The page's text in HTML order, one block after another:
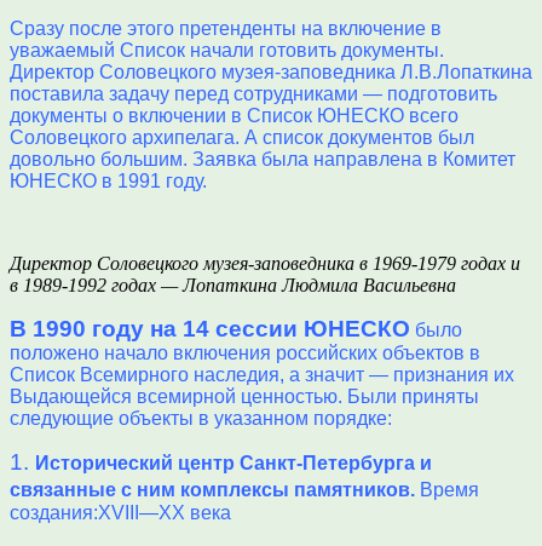
Сразу после этого претенденты на включение в
уважаемый Список начали готовить документы.
Директор Соловецкого музея-заповедника Л.В.Лопаткина
поставила задачу перед сотрудниками — подготовить
документы о включении в Список ЮНЕСКО всего
Соловецкого архипелага. А список документов был
довольно большим. Заявка была направлена в Комитет
ЮНЕСКО в 1991 году.
Директор Соловецкого музея-заповедника в 1969-1979 годах и
в 1989-1992 годах — Лопаткина Людмила Васильевна
В 1990 году на 14 сессии ЮНЕСКО было
положено начало включения российских объектов в
Список Всемирного наследия, а значит — признания их
Выдающейся всемирной ценностью. Были приняты
следующие объекты в указанном порядке:
1. Исторический центр Санкт-Петербурга и
связанные с ним комплексы памятников. Время
создания:XVIII—XX века